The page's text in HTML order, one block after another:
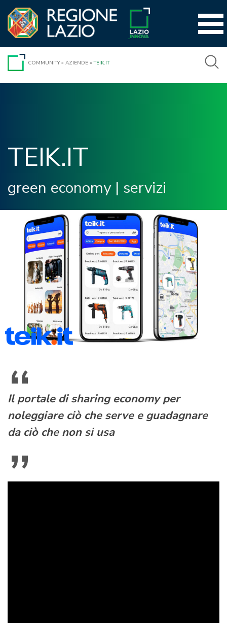
contenuto
COMMUNITY» AZIENDE »TEIK.IT
TEIK.IT
green economy| servizi
Il portale di sharing economy per
noleggiare ciò che serve e guadagnare
da ciò che non si usa